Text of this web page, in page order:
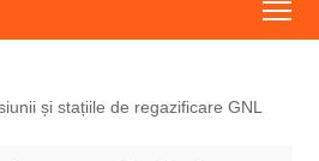
și stațiile de regazificare GNL